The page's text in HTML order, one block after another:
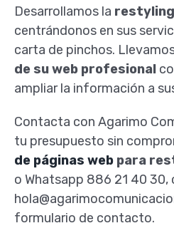
Desarrollamos la restyling
centrándonos en sus
carta de pinchos.
de su web profesional
ampliar la información a
Contacta con Agarimo
tu presupuesto sin
de páginas webpara
o Whatsapp 886 21 40
formulario de contacto.